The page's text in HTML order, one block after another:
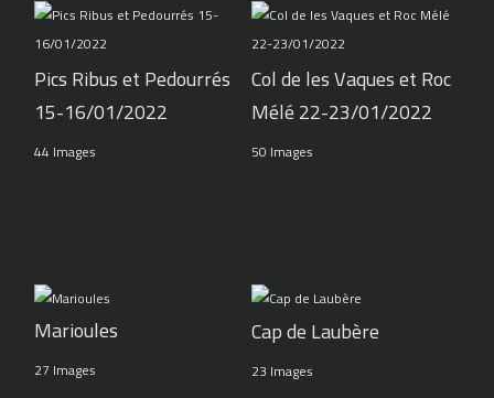
Pics Ribus et Pedourrés
15-16/01/2022
44 Images
Col de les Vaques et Roc
Mélé 22-23/01/2022
50 Images
Marioules
27 Images
Cap de Laubère
23 Images